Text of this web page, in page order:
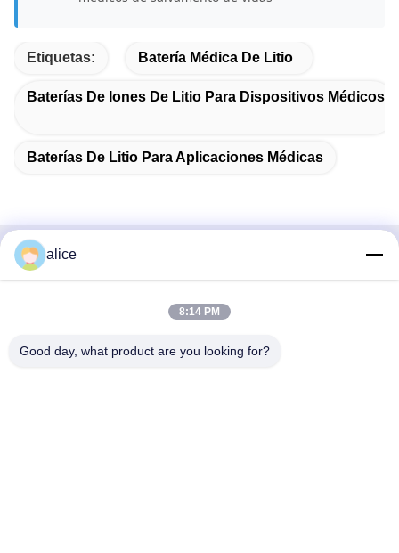
Etiquetas: Batería Médica De Litio
Baterías De Iones De Litio Para Dispositivos Médicos
Baterías De Litio Para Aplicaciones Médicas
Contacto Rápido
Zona de Alta Tecnología, Ciudad de Zaozhuang, Shandong,
alice
8:14 PM
Good day, what product are you looking for?